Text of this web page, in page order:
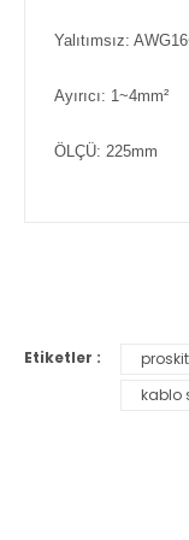
Yalıtımsız:
Ayırıcı: 1~4mm²
ÖLÇÜ: 225mm
Ürün resmi
Ürün
Etiketler :
kablo